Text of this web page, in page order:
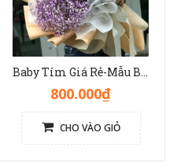
Baby Tím Giá Rẻ-Mẫu Bó Hoa Dài Đẹp[Hoa Tươi Nhập Khẩu] - HB1138
800.000₫
CHO VÀO GIỎ